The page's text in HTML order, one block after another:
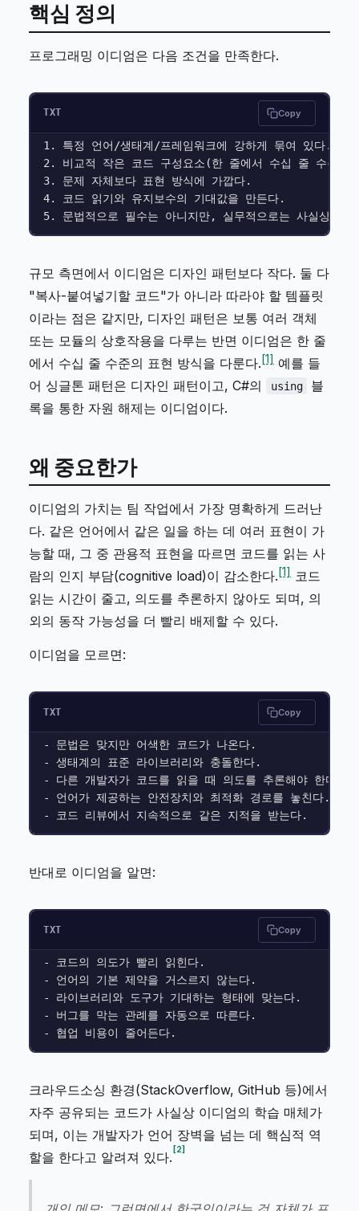
핵심 정의
프로그래밍 이디엄은 다음 조건을 만족한다.
TXT Copy
1. 특정 언어/생태계/프레임워크에 강하게 묶여 있다.
2. 비교적 작은 코드 구성요소(한 줄에서 수십 줄 수준)
3. 문제 자체보다 표현 방식에 가깝다.
4. 코드 읽기와 유지보수의 기대값을 만든다.
규모 측면에서 이디엄은 디자인 패턴보다 작다. 둘 다
"복사-붙여넣기할 코드"가 아니라 따라야 할 템플릿
이라는 점은 같지만, 디자인 패턴은 보통 여러 객체
또는 모듈의 상호작용을 다루는 반면 이디엄은 한 줄
에서 수십 줄 수준의 표현 방식을 다룬다.[1] 예를 들
어 싱글톤 패턴은 디자인 패턴이고, C#의
using
블
록을 통한 자원 해제는 이디엄이다.
왜 중요한가
이디엄의 가치는 팀 작업에서 가장 명확하게 드러난
다. 같은 언어에서 같은 일을 하는 데 여러 표현이 가
능할 때, 그 중 관용적 표현을 따르면 코드를 읽는 사
람의 인지 부담(cognitive load)이 감소한다.[1] 코드
읽는 시간이 줄고, 의도를 추론하지 않아도 되며, 의
외의 동작 가능성을 더 빨리 배제할 수 있다.
이디엄을 모르면:
TXT Copy
- 문법은 맞지만 어색한 코드가 나온다.
- 생태계의 표준 라이브러리와 충돌한다.
- 다른 개발자가 코드를 읽을 때 의도를 추론해야 한다.
- 언어가 제공하는 안전장치와 최적화 경로를 놓친다.
반대로 이디엄을 알면:
TXT Copy
- 코드의 의도가 빨리 읽힌다.
- 언어의 기본 제약을 거스르지 않는다.
- 라이브러리와 도구가 기대하는 형태에 맞는다.
- 버그를 막는 관례를 자동으로 따른다.
크라우드소싱 환경(StackOverflow, GitHub 등)에서
자주 공유되는 코드가 사실상 이디엄의 학습 매체가
되며, 이는 개발자가 언어 장벽을 넘는 데 핵심적 역
할을 한다고 알려져 있다. 2